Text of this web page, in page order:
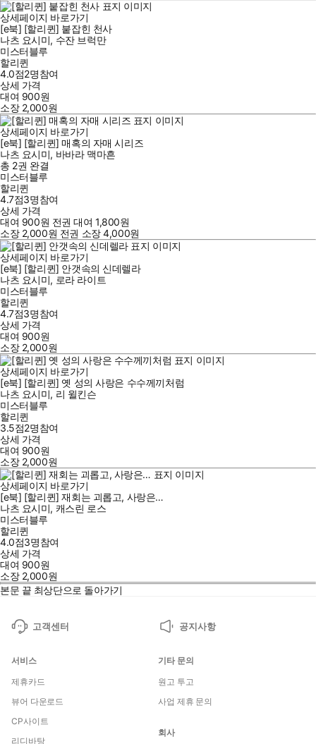
상세페이지 바로가기
[e북] [할리퀸] 붙잡힌 천사
나츠 요시미, 수잔 브럭만
미스터블루
할리퀸
4.0점2명참여
상세 가격
대여 900원
소장 2,000원
상세페이지 바로가기
[e북] [할리퀸] 매혹의 자매 시리즈
나츠 요시미, 바바라 맥마흔
총 2권 완결
미스터블루
할리퀸
4.7점3명참여
상세 가격
대여 900원 전권 대여1,800원
소장 2,000원 전권 소장4,000원
상세페이지 바로가기
[e북] [할리퀸] 안갯속의 신데렐라
나츠 요시미, 로라 라이트
미스터블루
할리퀸
4.7점3명참여
상세 가격
대여 900원
소장 2,000원
상세페이지 바로가기
[e북] [할리퀸] 옛 성의 사랑은 수수께끼처럼
나츠 요시미, 리 윌킨슨
미스터블루
할리퀸
3.5점2명참여
상세 가격
대여 900원
소장 2,000원
상세페이지 바로가기
[e북] [할리퀸] 재회는 괴롭고, 사랑은…
나츠 요시미, 캐스린 로스
미스터블루
할리퀸
4.0점3명참여
상세 가격
대여 900원
소장 2,000원
본문 끝 최상단으로 돌아가기
고객센터 공지사항
서비스
제휴카드
뷰어 다운로드
CP사이트
리디바탕
기타 문의
원고 투고
사업 제휴 문의
회사